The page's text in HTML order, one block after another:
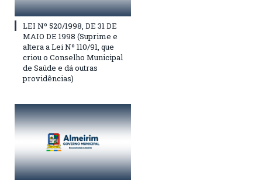
LEI Nº 520/1998, DE 31 DE
MAIO DE 1998 (Suprime e
altera a Lei Nº 110/91, que
criou o Conselho Municipal
de Saúde e dá outras
providências)